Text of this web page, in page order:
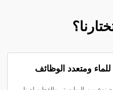
ومتعدد الوظائف